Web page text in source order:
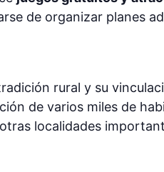
de organizar planes
rural y su
de varios miles de
localidades